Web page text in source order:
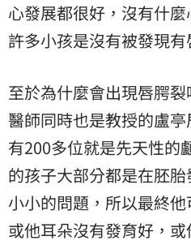
心發展都很好，沒有什
許多小孩是沒有被發現有
至於為什麼會出現唇腭
醫師同時也是教授的盧
有200多位就是先天性的
的孩子大部分都是在胚
小小的問題，所以最終他
或他耳朵沒有發育好，